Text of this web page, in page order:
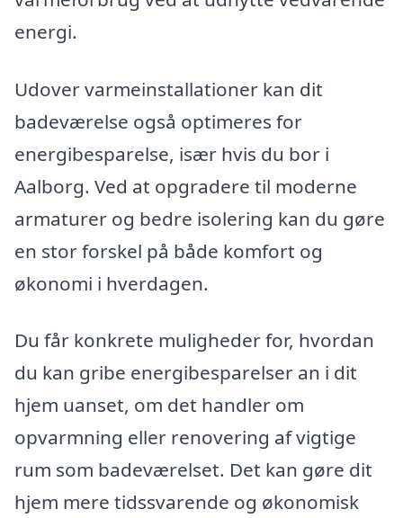
energi.
Udover varmeinstallationer kan dit
badeværelse også optimeres for
energibesparelse, især hvis du bor i
Aalborg. Ved at opgradere til moderne
armaturer og bedre isolering kan du gøre
en stor forskel på både komfort og
økonomi i hverdagen.
Du får konkrete muligheder for, hvordan
du kan gribe energibesparelser an i dit
hjem uanset, om det handler om
opvarmning eller renovering af vigtige
rum som badeværelset. Det kan gøre dit
hjem mere tidssvarende og økonomisk